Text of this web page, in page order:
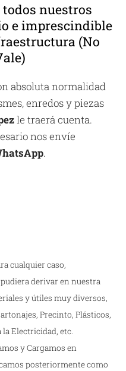
nuestros
e imprescindible
(No
absoluta normalidad
enredos y piezas
le traerá cuenta.
nos envíe
.
cualquier caso,
derivar en nuestra
y útiles muy diversos,
Precinto, Plásticos,
la Electricidad, etc.
y Cargamos en
posteriormente como